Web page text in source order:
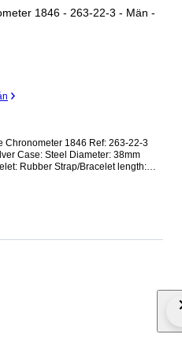
1846 - 263-22-3 - Män -
Chronometer 1846 Ref: 263-22-3
Case: Steel Diameter: 38mm
Rubber Strap/Bracelet length:
**Optional shipping from
seller for details.